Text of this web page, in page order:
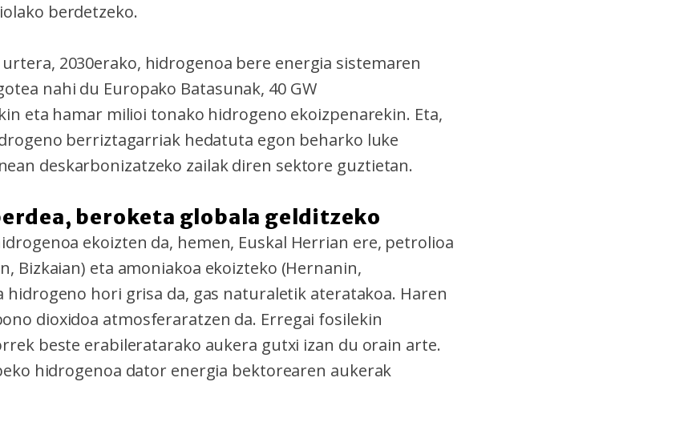
berdetzeko.
2030erako, hidrogenoa bere energia sistemaren
nahi du Europako Batasunak, 40 GW
eta hamar milioi tonako hidrogeno ekoizpenarekin. Eta,
berriztagarriak hedatuta egon beharko luke
deskarbonizatzeko zailak diren sektore guztietan.
beroketa globala gelditzeko
ekoizten da, hemen, Euskal Herrian ere, petrolioa
Bizkaian) eta amoniakoa ekoizteko (Hernanin,
hidrogeno hori grisa da, gas naturaletik ateratakoa. Haren
dioxidoa atmosferaratzen da. Erregai fosilekin
beste erabileratarako aukera gutxi izan du orain arte.
hidrogenoa dator energia bektorearen aukerak